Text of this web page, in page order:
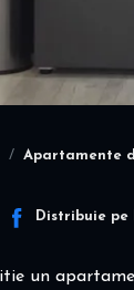
Apartamente
Distribuie pe
un